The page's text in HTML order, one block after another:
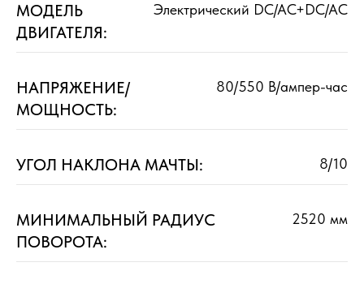
МОДЕЛЬ
ДВИГАТЕЛЯ:
Электрический DC/AC+DC/AC
НАПРЯЖЕНИЕ/
МОЩНОСТЬ:
80/550 В/ампер-час
УГОЛ НАКЛОНА МАЧТЫ: 8/10
МИНИМАЛЬНЫЙ РАДИУС
ПОВОРОТА:
2520 мм